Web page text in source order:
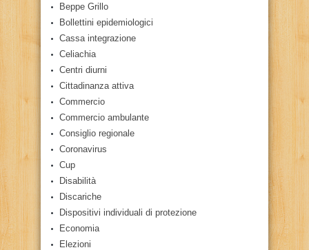
Beppe Grillo
Bollettini epidemiologici
Cassa integrazione
Celiachia
Centri diurni
Cittadinanza attiva
Commercio
Commercio ambulante
Consiglio regionale
Coronavirus
Cup
Disabilità
Discariche
Dispositivi individuali di protezione
Economia
Elezioni